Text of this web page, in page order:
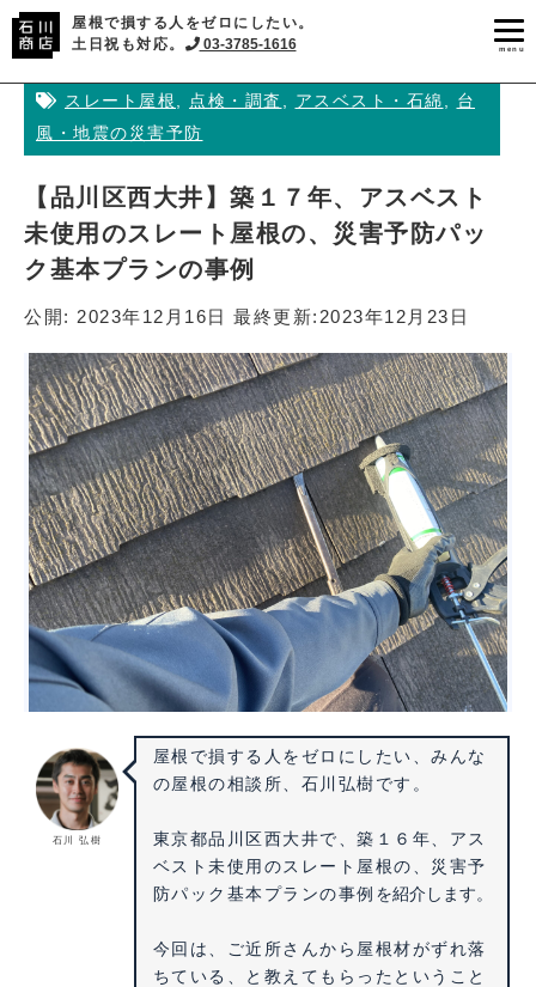
屋根で損する人をゼロにしたい。
土日祝も対応。
03-3785-1616 menu
スレート屋根 , 点検・調査 , アスベスト・石綿 , 台
風・地震の災害予防
【品川区西大井】築１７年、アスベスト
未使用のスレート屋根の、災害予防パッ
ク基本プランの事例
公開: 2023年12月16日 最終更新: 2023年12月23日
石川 弘樹
屋根で損する人をゼロにしたい、みんな
の屋根の相談所、石川弘樹です。
東京都品川区西大井で、築１６年、アス
ベスト未使用のスレート屋根の、災害予
防パック基本プランの事例 を紹介します。
今回は、ご近所さんから屋根材がずれ落
ちている、と教えてもらったということ